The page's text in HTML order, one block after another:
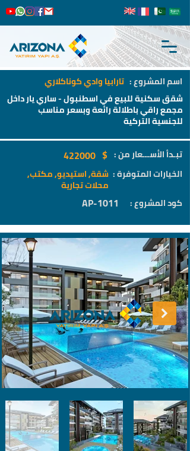
اسم المشروع :
شقق سكنية للبيع في اسطنبول - ساري يار داخل
مجمع راقي باطلالة رائعة وبسعر مناسب
للجنسية التركية
تارابيا وادي كوناكلاري
تبـدأ الأســـعار من : 422000
الخيارات المتوفرة : شقة, استيديو, مكتب,
محلات تجارية
كود المشروع :
AP-1011
$